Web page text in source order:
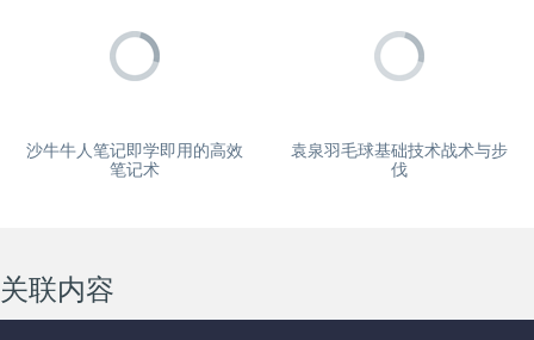
沙牛牛人笔记即学即用的高效
笔记术
袁泉羽毛球基础技术战术与步
伐
关联内容